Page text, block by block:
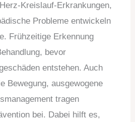
Kreislauf-Erkrankungen,
Probleme entwickeln
Frühzeitige Erkennung
bevor
entstehen. Auch
Bewegung, ausgewogene
tragen
bei. Dabei hilft es,